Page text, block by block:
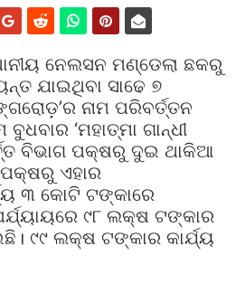
ନେଲସନ ମଣ୍ଡେଲା ଛକରୁ
ଯାଇଥିବା ସାଢେ ୭
ନାମ ପରିବର୍ତ୍ତନ
ବୁଧବାର ‘ମହାତ୍ମା ଗାନ୍ଧୀ
ବିଭାଗ ପକ୍ଷରୁ ଦୁଇ ଥାକିଆ
ଏହାର
୩ କୋଟି ଟଙ୍କାରେ
୯୮ ଲକ୍ଷ ଟଙ୍କାର
୯୯ ଲକ୍ଷ ଟଙ୍କାର କାର୍ଯ୍ୟ